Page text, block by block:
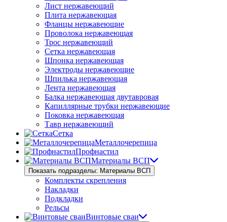
Лист нержавеющий
Плита нержавеющая
Фланцы нержавеющие
Проволока нержавеющая
Трос нержавеющий
Сетка нержавеющая
Шпонка нержавеющая
Электроды нержавеющие
Шпилька нержавеющая
Лента нержавеющая
Балка нержавеющая двутавровая
Капиллярные трубки нержавеющие
Поковка нержавеющая
Тавр нержавеющий
Сетка
Металлочерепица
Профнастил
Материалы ВСП
Показать подразделы: Материалы ВСП
Комплекты скрепления
Накладки
Подкладки
Рельсы
Винтовые сваи